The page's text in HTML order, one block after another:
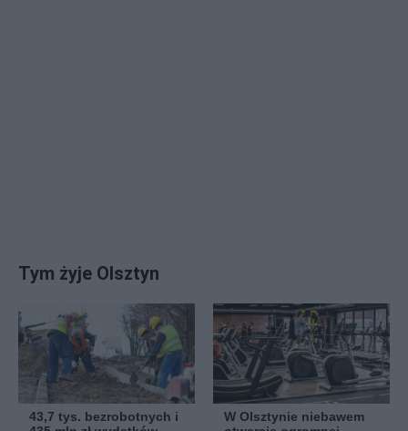
Tym żyje Olsztyn
43,7 tys. bezrobotnych i
W Olsztynie niebawem